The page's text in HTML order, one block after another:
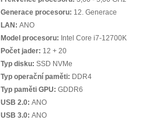
Generace procesoru: 12. Generace
LAN: ANO
Model procesoru: Intel Core i7-12700K
Počet jader: 12 + 20
Typ disku: SSD NVMe
Typ operační paměti: DDR4
Typ paměti GPU: GDDR6
USB 2.0: ANO
USB 3.0: ANO